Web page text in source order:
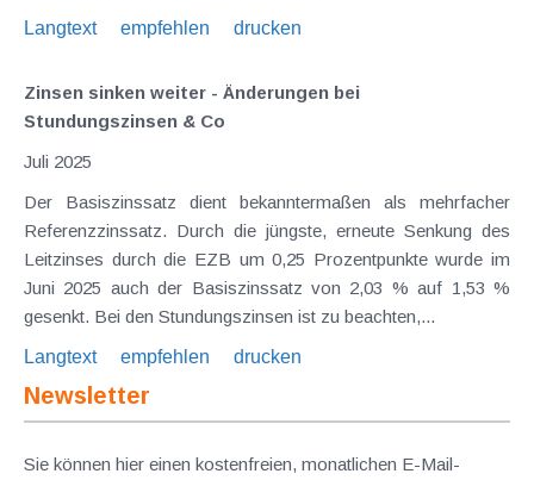
Langtext
empfehlen drucken
Zinsen sinken weiter - Änderungen bei
Stundungszinsen & Co
Juli 2025
Der Basiszinssatz dient bekanntermaßen als mehrfacher
Referenzzinssatz. Durch die jüngste, erneute Senkung des
Leitzinses durch die EZB um 0,25 Prozentpunkte wurde im
Juni 2025 auch der Basiszinssatz von 2,03 % auf 1,53 %
gesenkt. Bei den Stundungszinsen ist zu beachten,...
Langtext
empfehlen drucken
Newsletter
Sie können hier einen kostenfreien, monatlichen E-Mail-